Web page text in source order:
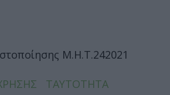
Μ.Η.Τ.242021
ΤΑΥΤΟΤΗΤΑ